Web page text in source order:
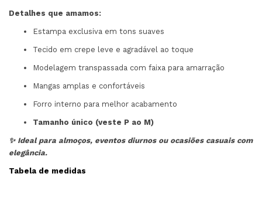
Detalhes que amamos:
Estampa exclusiva em tons suaves
Tecido em crepe leve e agradável ao toque
Modelagem transpassada com faixa para amarração
Mangas amplas e confortáveis
Forro interno para melhor acabamento
Tamanho único (veste P ao M)
✨ Ideal para almoços, eventos diurnos ou ocasiões casuais com
elegância.
Tabela de medidas